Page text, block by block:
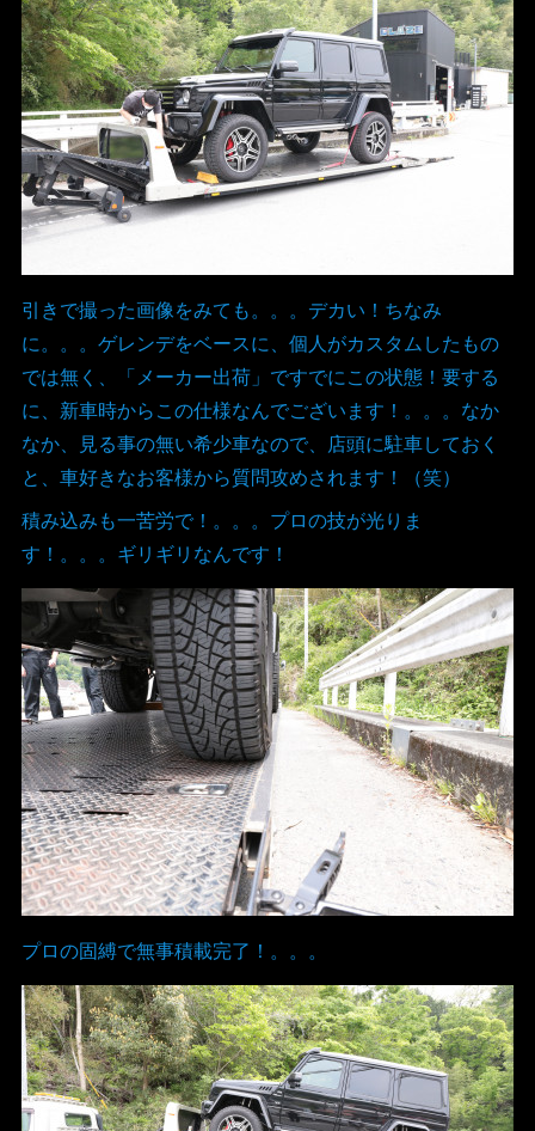
引きで撮った画像をみても。。。デカい！ちなみ
に。。。ゲレンデをベースに、個人がカスタムしたもの
では無く、「メーカー出荷」ですでにこの状態！要する
に、新車時からこの仕様なんでございます！。。。なか
なか、見る事の無い希少車なので、店頭に駐車しておく
と、車好きなお客様から質問攻めされます！（笑）
積み込みも一苦労で！。。。プロの技が光りま
す！。。。ギリギリなんです！
プロの固縛で無事積載完了！。。。